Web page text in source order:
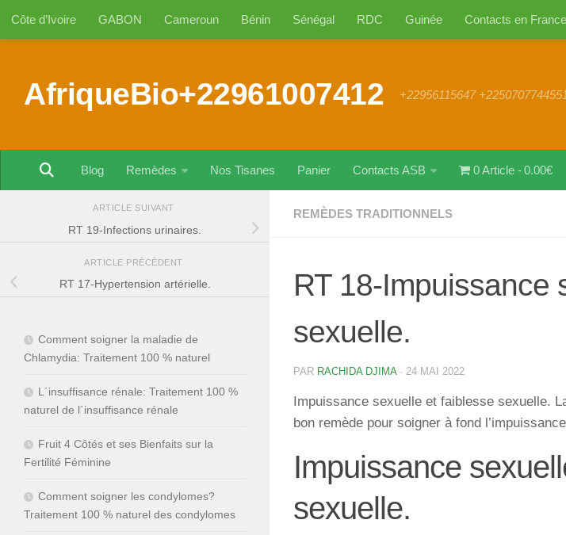
Au dessous du contenu
Côte d’Ivoire GABON Cameroun Bénin Sénégal RDC Guinée Contacts en France
AfriqueBio+22961007412 +22956115647
Blog Remèdes Nos Tisanes Panier Contacts ASB 0 Article 0.00€
REMÈDES TRADITIONNELS
RT 18-Impuissance
sexuelle.
PAR RACHIDA DJIMA · 24 MAI 2022
Impuissance sexuelle et faiblesse sexuelle.
bon remède pour soigner à fond
Impuissance
sexuelle.
ARTICLE SUIVANT
RT 19-Infections urinaires.
ARTICLE PRÉCÉDENT
RT 17-Hypertension artérielle.
Comment soigner la maladie de
Chlamydia: Traitement 100 % naturel
L´insuffisance rénale: Traitement 100 %
naturel de l´insuffisance rénale
Fruit 4 Côtés et ses Bienfaits sur la
Fertilité Féminine
Comment soigner les condylomes?
Traitement 100 % naturel des condylomes